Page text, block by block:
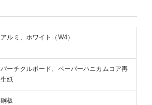
アルミ、ホワイト（W4）
パーチクルボード、ペーパーハニカムコア再
生紙
鋼板